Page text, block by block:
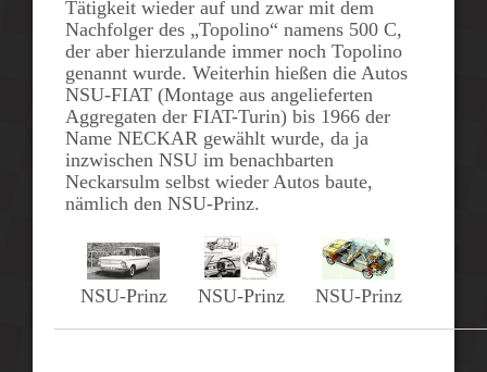
Tätigkeit wieder auf und zwar mit dem
Nachfolger des „Topolino“ namens 500 C,
der aber hierzulande immer noch Topolino
genannt wurde. Weiterhin hießen die Autos
NSU-FIAT(Montage aus angelieferten
Aggregaten der FIAT-Turin) bis 1966der
Name NECKAR gewählt wurde, da ja
inzwischen NSU im benachbarten
Neckarsulm selbst wieder Autos baute,
nämlich den NSU-Prinz.
NSU-Prinz NSU-Prinz NSU-Prinz